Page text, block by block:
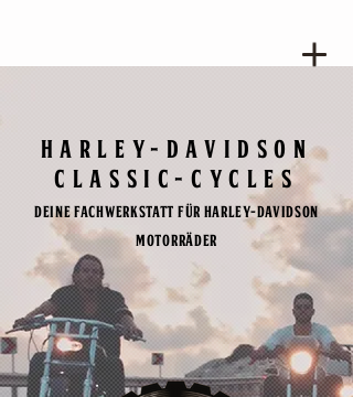
HARLEY-DAVIDSON
Classic-Cycles
Deine Fachwerkstatt für Harley-Davidson
Motorräder